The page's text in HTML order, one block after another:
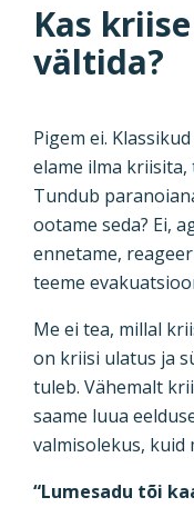
Kas
vältida?
Pigem ei.
elame ilma kriisita,
Tundub
ootame seda? Ei,
ennetame,
teeme
Me ei tea, millal
on kriisi ulatus ja
tuleb. Vähemalt
saame luua
valmisolekus, kuid
“Lumesadu tõi